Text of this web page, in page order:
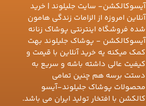
آیسوکالکشن- سایت جلیلوند | خرید
آنلاین امروزه از الزامات زندگی هامون
شده فروشگاه اینترنتی پوشاک زنانه
آیسوکالکشن - پوشاک جلیلوند بهت
کمک میکنه یه خرید آنلاین با قیمت و
کیفیت عالی داشته باشه و سریع به
دستت برسه هم چنین تمامی
محصولات پوشاک جلیلوند-آیسو
کالکشن با افتخار تولید ایران می باشد.